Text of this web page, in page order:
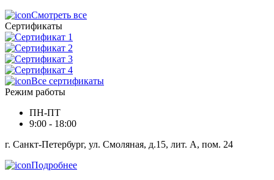
Смотреть все
Сертификаты
Все сертификаты
Режим работы
ПН-ПТ
9:00 - 18:00
г. Санкт-Петербург, ул. Смоляная, д.15, лит. А, пом. 24
Подробнее